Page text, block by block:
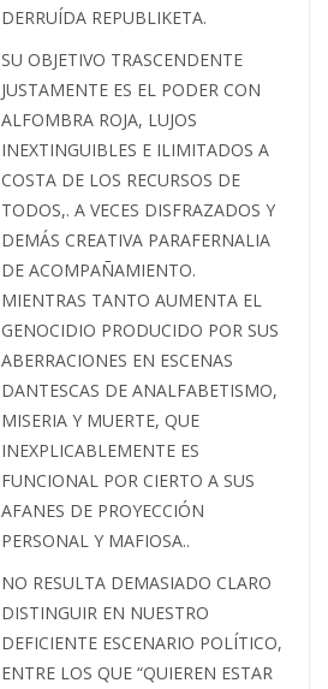
DERRUÍDA REPUBLIKETA.
SU OBJETIVO TRASCENDENTE
JUSTAMENTE ES EL PODER CON
ALFOMBRA ROJA, LUJOS
INEXTINGUIBLES E ILIMITADOS A
COSTA DE LOS RECURSOS DE
TODOS,. A VECES DISFRAZADOS Y
DEMÁS CREATIVA PARAFERNALIA
DE ACOMPAÑAMIENTO.
MIENTRAS TANTO AUMENTA EL
GENOCIDIO PRODUCIDO POR SUS
ABERRACIONES EN ESCENAS
DANTESCAS DE ANALFABETISMO,
MISERIA Y MUERTE, QUE
INEXPLICABLEMENTE ES
FUNCIONAL POR CIERTO A SUS
AFANES DE PROYECCIÓN
PERSONAL Y MAFIOSA..
NO RESULTA DEMASIADO CLARO
DISTINGUIR EN NUESTRO
DEFICIENTE ESCENARIO POLÍTICO,
ENTRE LOS QUE “QUIEREN ESTAR